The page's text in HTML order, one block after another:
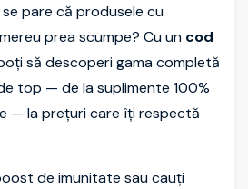
pare că produsele cu
prea scumpe? Cu un cod
să descoperi gama completă
top — de la suplimente 100%
— la prețuri care îți respectă
de imunitate sau cauți